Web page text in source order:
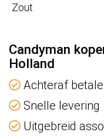
Zout
Candyman
Holland
Achteraf
Snelle levering
Uitgebreid